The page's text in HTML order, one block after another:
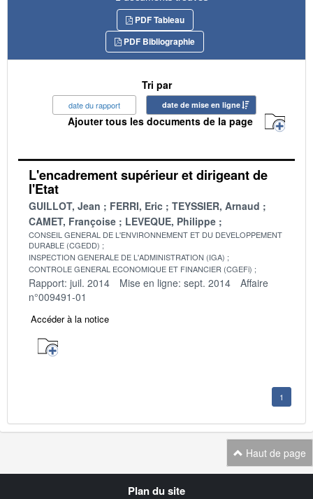
PDF Tableau
PDF Bibliographie
Tri par
date du rapport date de mise en ligne
Ajouter tous les documents de la page
L'encadrement supérieur et dirigeant de
l'Etat
GUILLOT, Jean FERRI, Eric
TEYSSIER, Arnaud
CAMET, Françoise
LEVEQUE, Philippe
CONSEIL GENERAL DE L'ENVIRONNEMENT ET DU DEVELOPPEMENT
DURABLE (CGEDD)
INSPECTION GENERALE DE L'ADMINISTRATION (IGA)
CONTROLE GENERAL ECONOMIQUE ET FINANCIER (CGEFi)
Rapport: juil. 2014 Mise en ligne: sept. 2014
Affaire
n°009491-01
Accéder à la notice
1
Haut de page
Plan du site